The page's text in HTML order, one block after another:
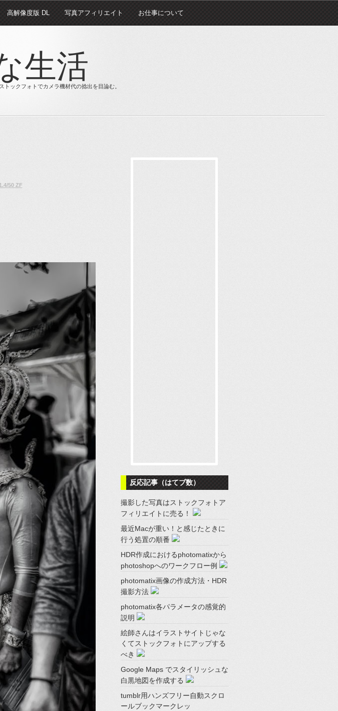
高解像度版 DL 写真アフィリエイト お仕事について
生活
トックフォトでカメラ機材代の捻出を目論む。
50 ZF
反応記事（はてブ数）
撮影した写真はストックフォトア
フィリエイトに売る！
最近Macが重い！と感じたときに
行う処置の順番
HDR作成におけるphotomatixから
photoshopへのワークフロー例
photomatix画像の作成方法・HDR
撮影方法
photomatix各パラメータの感覚的
説明
絵師さんはイラストサイトじゃな
くてストックフォトにアップする
べき
Google Maps でスタイリッシュな
白黒地図を作成する
tumblr用ハンズフリー自動スクロ
ールブックマークレッ